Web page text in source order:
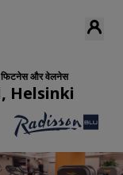
फिटनेस और वेलनेस
Helsinki